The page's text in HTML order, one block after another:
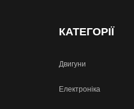
КАТЕГОРІЇ
Двигуни
Електроніка